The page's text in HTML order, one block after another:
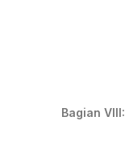
Bagian VIII: